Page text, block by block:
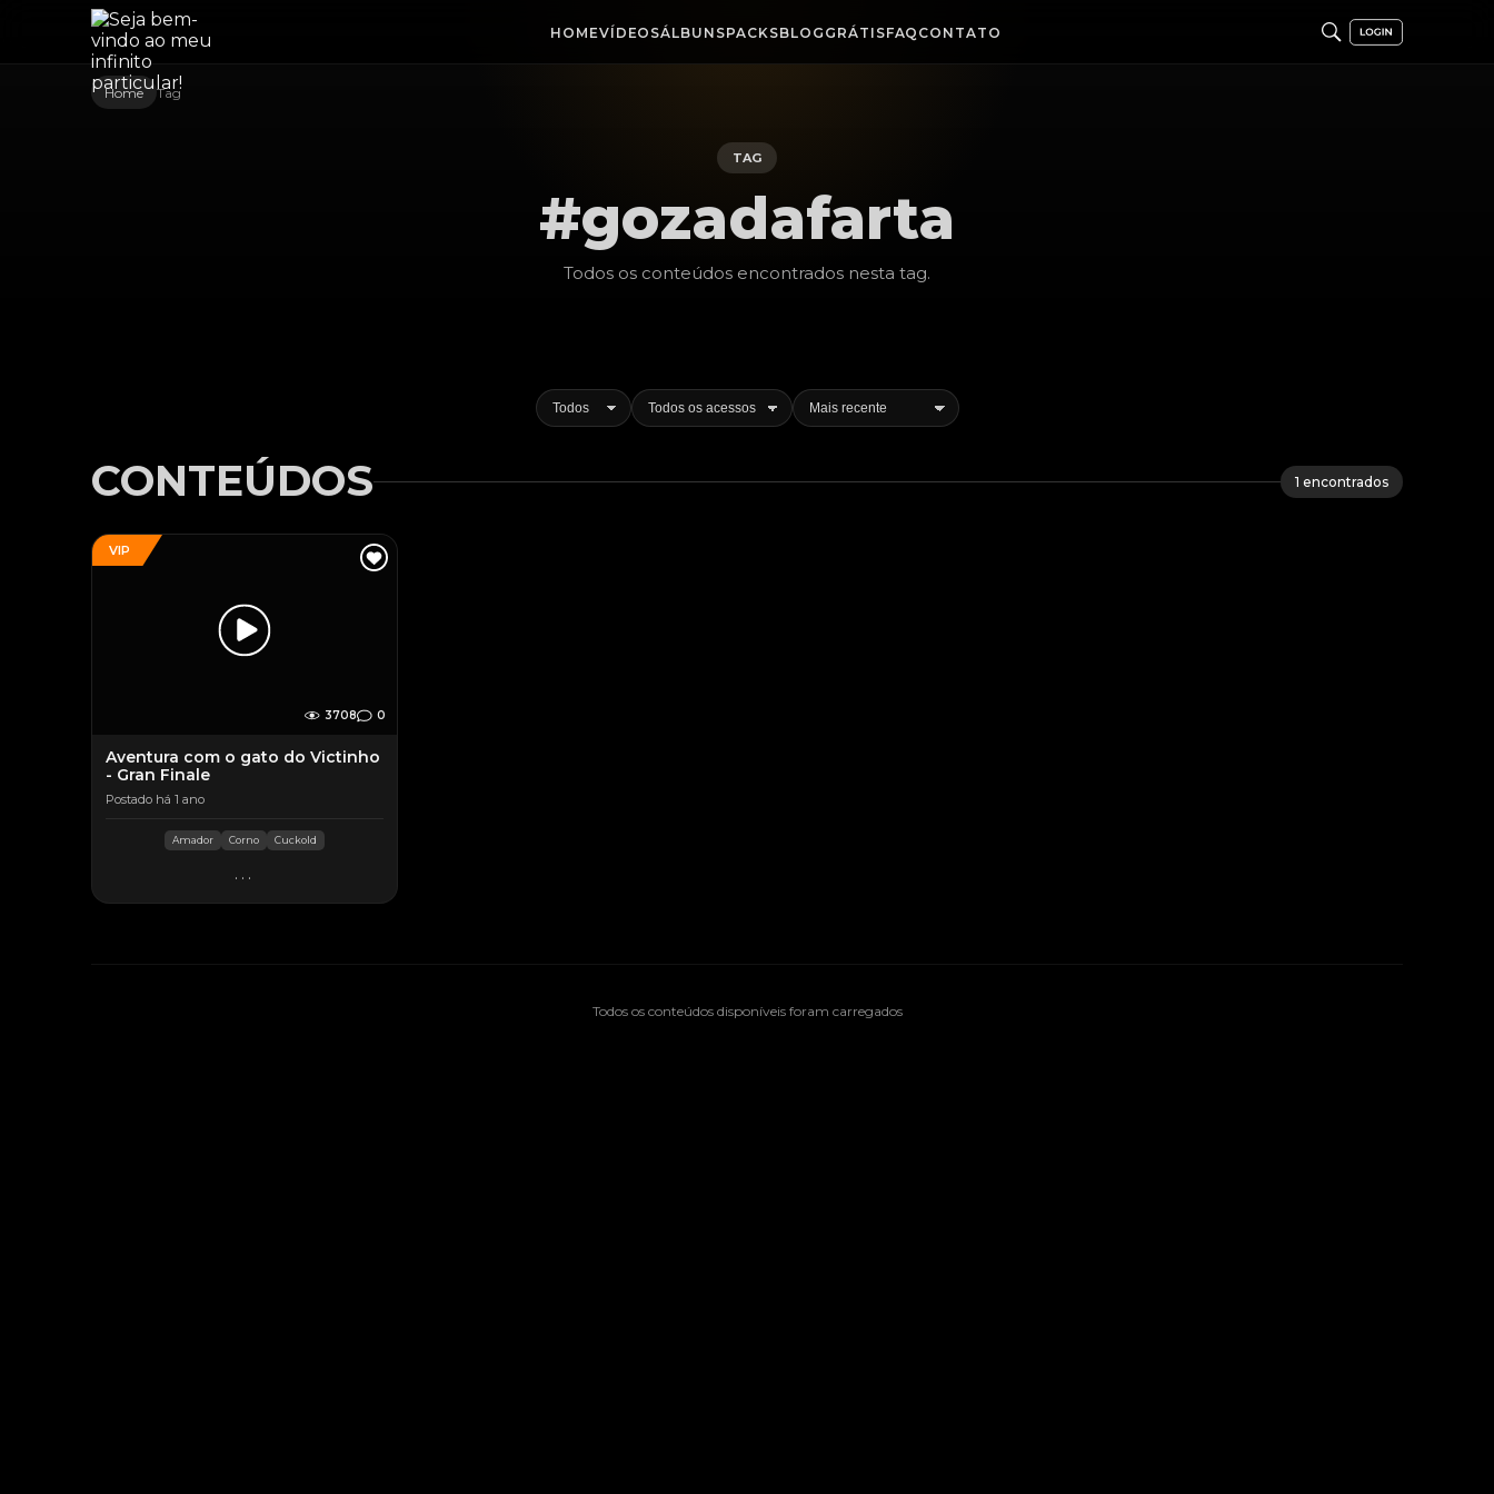
HOMEVÍDEOSÁLBUNSPACKSBLOG GRÁTISFAQ CONTATO
Home Tag
TAG
#gozadafarta
Todos os conteúdos encontrados nesta tag.
CONTEÚDOS 1 encontrados
VIP
3708 0
Aventura com o gato do Victinho
- Gran Finale
Postado há 1 ano
Amador Corno Cuckold
...
Todos os conteúdos disponíveis foram carregados